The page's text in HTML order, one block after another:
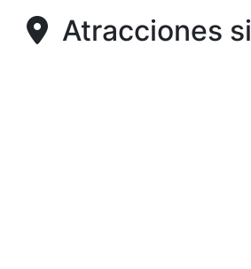
Atracciones